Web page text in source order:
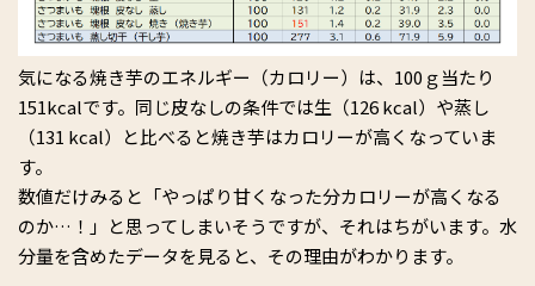
気になる焼き芋のエネルギー（カロリー）は、100ｇ当たり
151kcalです。同じ皮なしの条件では生（126 kcal）や蒸し
（131 kcal）と比べると焼き芋はカロリーが高くなっていま
す。
数値だけみると「やっぱり甘くなった分カロリーが高くなる
のか…！」と思ってしまいそうですが、それはちがいます。水
分量を含めたデータを見ると、その理由がわかります。